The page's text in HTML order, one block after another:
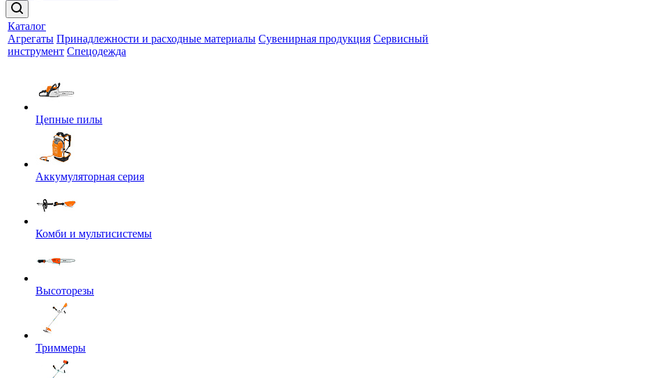
Каталог
Агрегаты Принадлежности и расходные материалы Сувенирная продукция Сервисный
инструмент Спецодежда
Цепные пилы
Аккумуляторная серия
Комби и мультисистемы
Высоторезы
Триммеры